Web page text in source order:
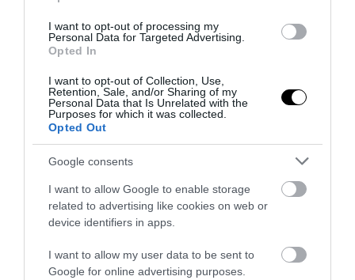
I want to opt-out of processing my
Personal Data for Targeted Advertising.
Opted In
I want to opt-out of Collection, Use,
Retention, Sale, and/or Sharing of my
Personal Data that Is Unrelated with the
Purposes for which it was collected.
Opted Out
Google consents
I want to allow Google to enable storage
related to advertising like cookies on web or
device identifiers in apps.
I want to allow my user data to be sent to
Google for online advertising purposes.
«Ναταλιιιιι»: Όταν ο Θέμης Γεωργαντάς
μέθυσε στο πλατό της εκπομπής – Δεν
τον μάζευε κανείς!
30.07.2026 | 11:00